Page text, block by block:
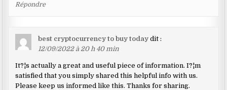
Répondre
best cryptocurrency to buy today dit :
12/09/2022 à 20 h 40 min
It?¦s actually a great and useful piece of information. I?¦m
satisfied that you simply shared this helpful info with us.
Please keep us informed like this. Thanks for sharing.